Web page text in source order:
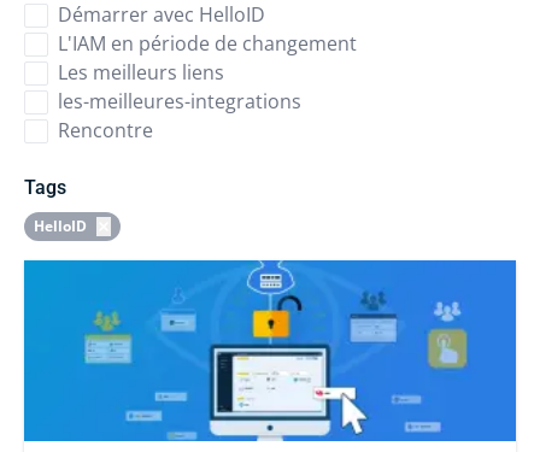
Démarrer avec HelloID
L'IAM en période de changement
Les meilleurs liens
les-meilleures-integrations
Rencontre
Tags
HelloID